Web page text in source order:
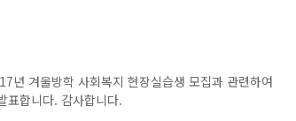
년 겨울방학 사회복지 현장실습생 모집과 관련하여
표합니다. 감사합니다.